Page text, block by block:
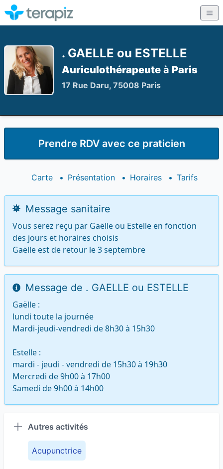
. GAELLE ou ESTELLE
Auriculothérapeute à Paris
17 Rue Daru, 75008 Paris
Prendre RDV avec ce praticien
Carte • Présentation • Horaires • Tarifs
Message sanitaire
Vous serez reçu par Gaëlle ou Estelle en fonction
des jours et horaires choisis
Gaëlle est de retour le 3 septembre
Message de . GAELLE ou ESTELLE
Gaëlle :
lundi toute la journée
Mardi-jeudi-vendredi de 8h30 à 15h30
Estelle :
mardi - jeudi - vendredi de 15h30 à 19h30
Mercredi de 9h00 à 17h00
Samedi de 9h00 à 14h00
Autres activités
Acupunctrice